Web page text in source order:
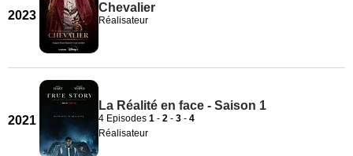
2023
Chevalier
Réalisateur
2021
La Réalité en face - Saison 1
4 Episodes 1 - 2 - 3 - 4
Réalisateur